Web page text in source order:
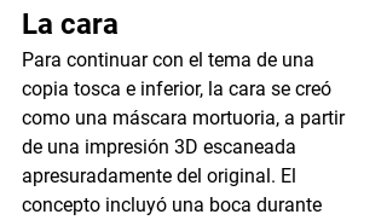
La cara
Para continuar con el tema de una
copia tosca e inferior, la cara se creó
como una máscara mortuoria, a partir
de una impresión 3D escaneada
apresuradamente del original. El
concepto incluyó una boca durante